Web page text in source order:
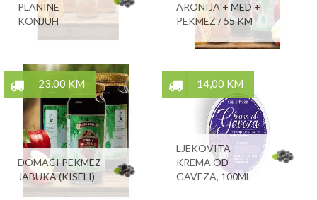
PLANINE
KONJUH
ARONIJA + MED +
PEKMEZ / 55 KM
23,00 KM
DOMAĆI PEKMEZ
JABUKA (KISELI)
14,00 KM
LJEKOVITA
KREMA OD
GAVEZA, 100ML